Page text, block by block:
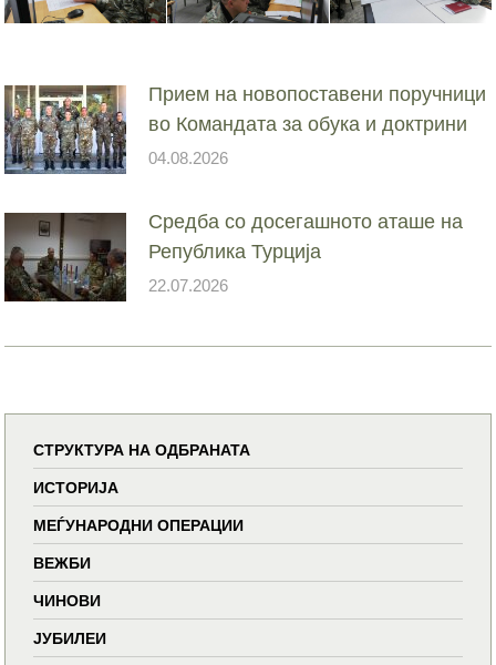
Прием на новопоставени поручници
во Командата за обука и доктрини
04.08.2026
Средба со досегашното аташе на
Република Турција
22.07.2026
СТРУКТУРА НА ОДБРАНАТА
ИСТОРИЈА
МЕЃУНАРОДНИ ОПЕРАЦИИ
ВЕЖБИ
ЧИНОВИ
ЈУБИЛЕИ